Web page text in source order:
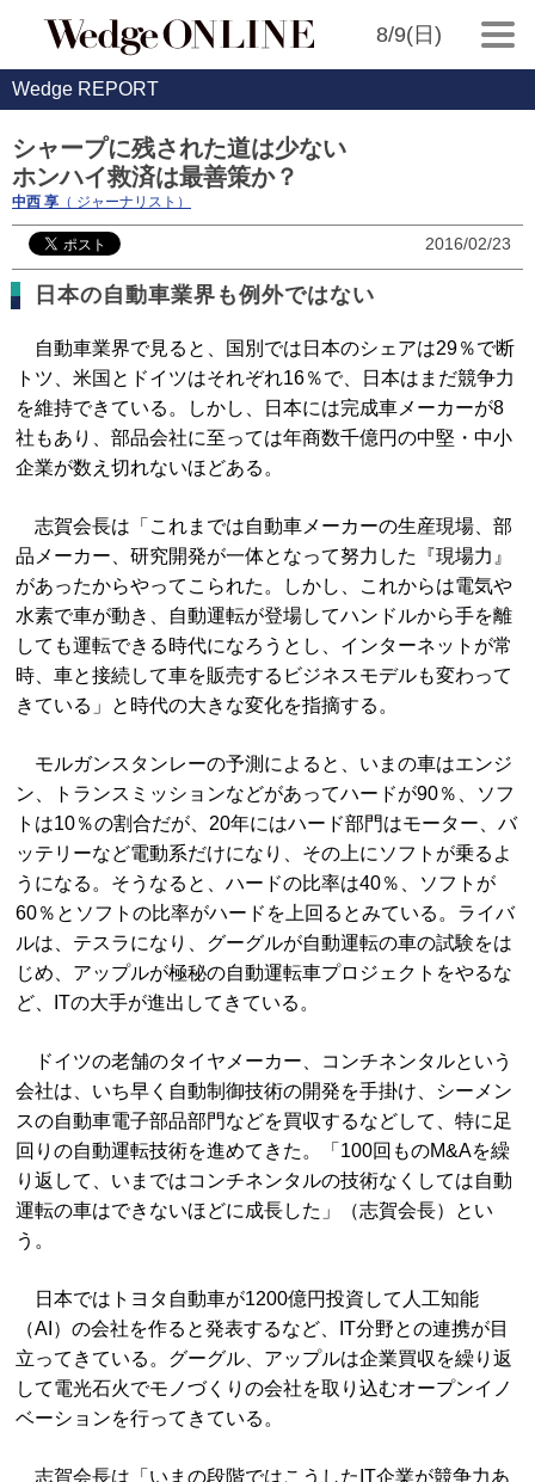
8/9(日)
Wedge REPORT
シャープに残された道は少ない
ホンハイ救済は最善策か？
中西 享 （ ジャーナリスト）
2016/02/23
日本の自動車業界も例外ではない
自動車業界で見ると、国別では日本のシェアは29％で断
トツ、米国とドイツはそれぞれ16％で、日本はまだ競争力
を維持できている。しかし、日本には完成車メーカーが8
社もあり、部品会社に至っては年商数千億円の中堅・中小
企業が数え切れないほどある。
志賀会長は「これまでは自動車メーカーの生産現場、部
品メーカー、研究開発が一体となって努力した『現場力』
があったからやってこられた。しかし、これからは電気や
水素で車が動き、自動運転が登場してハンドルから手を離
しても運転できる時代になろうとし、インターネットが常
時、車と接続して車を販売するビジネスモデルも変わって
きている」と時代の大きな変化を指摘する。
モルガンスタンレーの予測によると、いまの車はエンジ
ン、トランスミッションなどがあってハードが90％、ソフ
トは10％の割合だが、20年にはハード部門はモーター、バ
ッテリーなど電動系だけになり、その上にソフトが乗るよ
うになる。そうなると、ハードの比率は40％、ソフトが
60％とソフトの比率がハードを上回るとみている。ライバ
ルは、テスラになり、グーグルが自動運転の車の試験をは
じめ、アップルが極秘の自動運転車プロジェクトをやるな
ど、ITの大手が進出してきている。
ドイツの老舗のタイヤメーカー、コンチネンタルという
会社は、いち早く自動制御技術の開発を手掛け、シーメン
スの自動車電子部品部門などを買収するなどして、特に足
回りの自動運転技術を進めてきた。「100回ものM&Aを繰
り返して、いまではコンチネンタルの技術なくしては自動
運転の車はできないほどに成長した」（志賀会長）とい
う。
日本ではトヨタ自動車が1200億円投資して人工知能
（AI）の会社を作ると発表するなど、IT分野との連携が目
立ってきている。グーグル、アップルは企業買収を繰り返
して電光石火でモノづくりの会社を取り込むオープンイノ
ベーションを行ってきている。
志賀会長は「いまの段階ではこうしたIT企業が競争力あ